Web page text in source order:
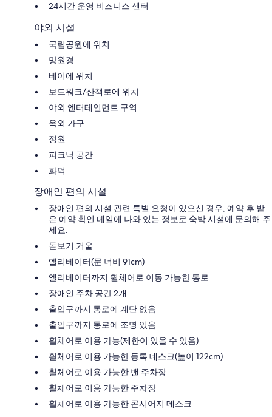
24시간 운영 비즈니스 센터
야외 시설
국립공원에 위치
망원경
베이에 위치
보드워크/산책로에 위치
야외 엔터테인먼트 구역
옥외 가구
정원
피크닉 공간
화덕
장애인 편의 시설
장애인 편의 시설 관련 특별 요청이 있으신 경우, 예약 후 받
은 예약 확인 메일에 나와 있는 정보로 숙박 시설에 문의해 주
세요.
돋보기 거울
엘리베이터(문 너비 91cm)
엘리베이터까지 휠체어로 이동 가능한 통로
장애인 주차 공간 2개
출입구까지 통로에 계단 없음
출입구까지 통로에 조명 있음
휠체어로 이용 가능(제한이 있을 수 있음)
휠체어로 이용 가능한 등록 데스크(높이 122cm)
휠체어로 이용 가능한 밴 주차장
휠체어로 이용 가능한 주차장
휠체어로 이용 가능한 콘시어지 데스크